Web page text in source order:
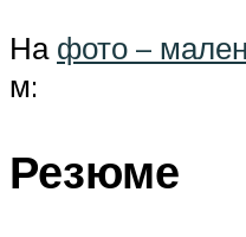
На фото –
м:
Резюме